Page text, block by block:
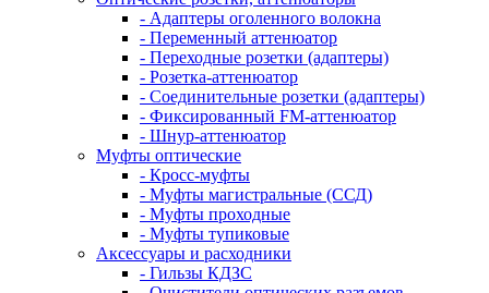
- Адаптеры оголенного волокна
- Переменный аттенюатор
- Переходные розетки (адаптеры)
- Розетка-аттенюатор
- Соединительные розетки (адаптеры)
- Фиксированный FM-аттенюатор
- Шнур-аттенюатор
Муфты оптические
- Кросс-муфты
- Муфты магистральные (ССД)
- Муфты проходные
- Муфты тупиковые
Аксессуары и расходники
- Гильзы КДЗС